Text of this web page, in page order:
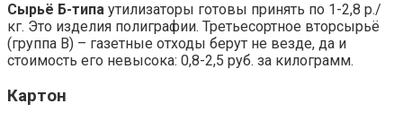
Сырьё Б-типа утилизаторы готовы принять по 1-2,8 р./
кг. Это изделия полиграфии. Третьесортное вторсырьё
(группа В) – газетные отходы берут не везде, да и
стоимость его невысока: 0,8-2,5 руб. за килограмм.
Картон